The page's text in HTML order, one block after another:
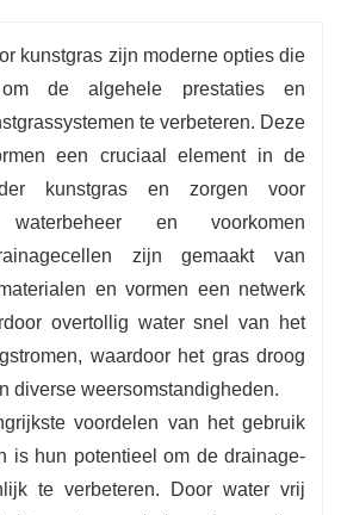
kunstgras zijn moderne opties die
de algehele prestaties en
te verbeteren. Deze
een cruciaal element in de
kunstgras en zorgen voor
waterbeheer en voorkomen
zijn gemaakt van
en vormen een netwerk
overtollig water snel van het
waardoor het gras droog
diverse weersomstandigheden.
voordelen van het gebruik
is hun potentieel om de drainage-
te verbeteren. Door water vrij